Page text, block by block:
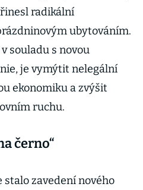
radikální
ubytováním.
souladu s novou
je vymýtit nelegální
ekonomiku a zvýšit
ruchu.
černo“
stalo zavedení nového